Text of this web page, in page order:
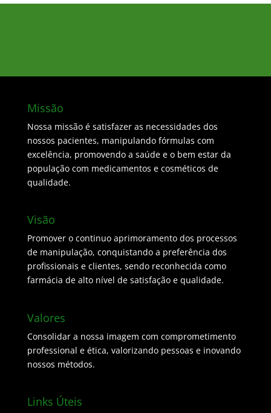
Missão
Nossa missão é satisfazer as necessidades dos
nossos pacientes, manipulando fórmulas com
excelência, promovendo a saúde e o bem estar da
população com medicamentos e cosméticos de
qualidade.
Visão
Promover o continuo aprimoramento dos processos
de manipulação, conquistando a preferência dos
profissionais e clientes, sendo reconhecida como
farmácia de alto nível de satisfação e qualidade.
Valores
Consolidar a nossa imagem com comprometimento
professional e ética, valorizando pessoas e inovando
nossos métodos.
Links Úteis